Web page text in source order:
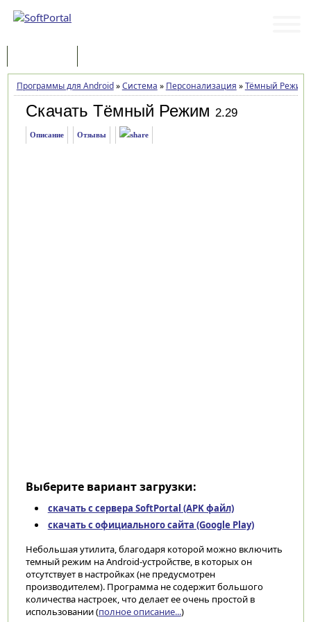
Программы для Android»Система » Персонализация »Тёмный Режим
Скачать Тёмный Режим 2.29
Описание Отзывы
Выберите вариант загрузки:
скачать с сервера SoftPortal (APK файл)
скачать с официального сайта (Google Play)
Небольшая утилита, благодаря которой можно включить
темный режим на Android-устройстве, в которых он
отсутствует в настройках (не предусмотрен
производителем). Программа не содержит большого
количества настроек, что делает ее очень простой в
использовании (полное описание...)